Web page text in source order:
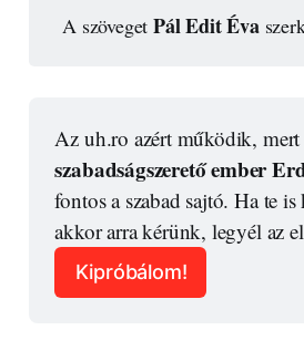
A szövegetPál Edit Éva
szabadságszerető ember
fontos a szabad sajtó. Ha te
akkor arra kérünk, legyél az
Kipróbálom!